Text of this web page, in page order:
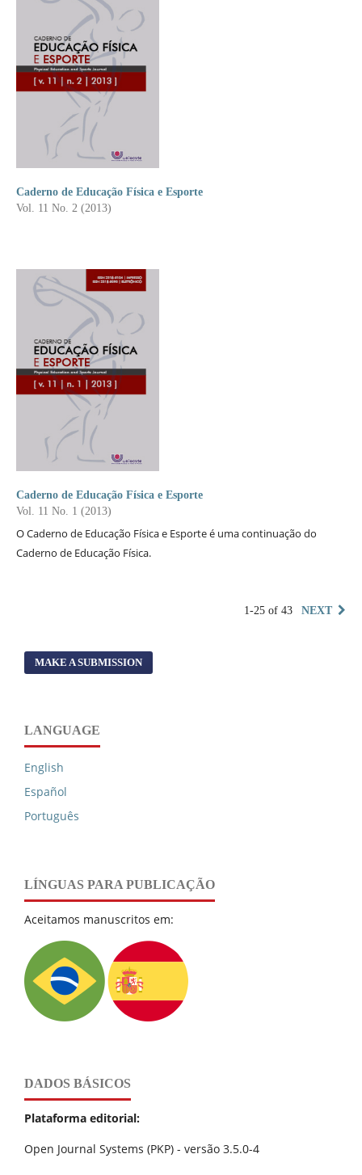
Caderno de Educação Física e Esporte
Vol. 11 No. 2 (2013)
Caderno de Educação Física e Esporte
Vol. 11 No. 1 (2013)
O Caderno de Educação Física e Esporte é uma continuação do
Caderno de Educação Física.
1-25 of 43 NEXT
MAKE A SUBMISSION
LANGUAGE
English
Español
Português
LÍNGUAS PARA PUBLICAÇÃO
Aceitamos manuscritos em:
DADOS BÁSICOS
Plataforma editorial:
Open Journal Systems (PKP) - versão 3.5.0-4